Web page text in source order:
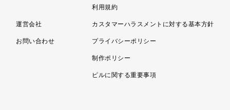
運営会社
お問い合わせ
利用規約
カスタマーハラスメントに対する基本方針
プライバシーポリシー
制作ポリシー
ピルに関する重要事項